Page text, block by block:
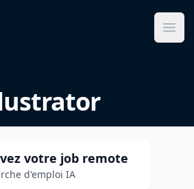
votre job remote
d'emploi IA